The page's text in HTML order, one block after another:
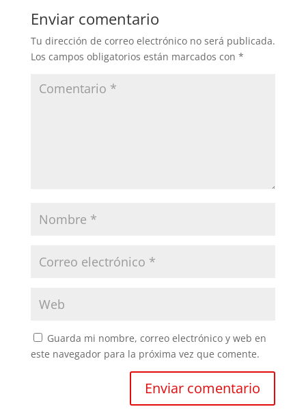
Enviar comentario
Tu dirección de correo electrónico no será publicada.
Los campos obligatorios están marcados con *
Guarda mi nombre, correo electrónico y web en
este navegador para la próxima vez que comente.